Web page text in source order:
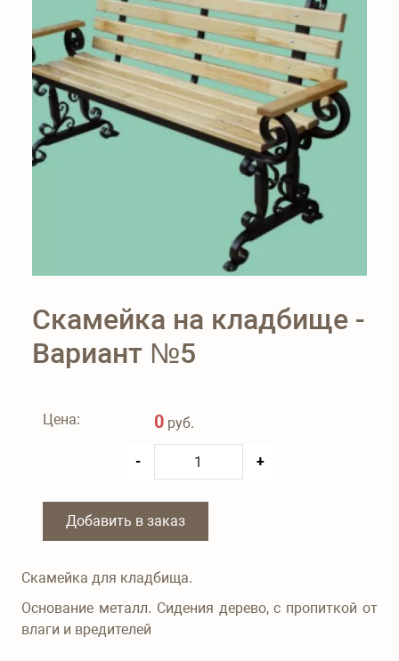
Скамейка на кладбище -
Вариант №5
Цена: 0 руб.
- +
Добавить в заказ
Скамейка для кладбища.
Основание металл. Сидения дерево, с пропиткой от
влаги и вредителей